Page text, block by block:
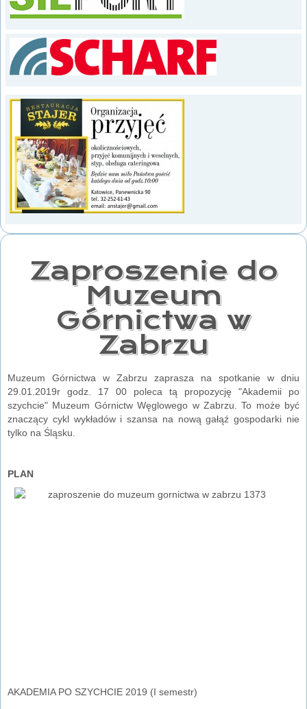
Zaproszenie do
Muzeum
Górnictwa w
Zabrzu
Muzeum Górnictwa w Zabrzu zaprasza na spotkanie w dniu
29.01.2019r godz. 17 00 poleca tą propozycję "Akademii po
szychcie" Muzeum Górnictw Węglowego w Zabrzu. To może być
znaczący cykl wykładów i szansa na nową gałąź gospodarki nie
tylko na Śląsku.
PLAN
AKADEMIA PO SZYCHCIE 2019 (I semestr)